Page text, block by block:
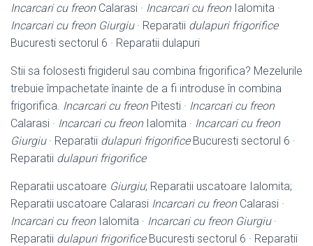
Incarcari cu freonCalarasi · Incarcari cu freonIalomita ·
Incarcari cu freon Giurgiu· Reparatii dulapuri frigorifice
Bucuresti sectorul 6 · Reparatii dulapuri
Stii sa folosesti frigiderul sau combina frigorifica? Mezelurile
trebuie împachetate înainte de a fi introduse în combina
frigorifica. Incarcari cu freonPitesti · Incarcari cu freon
Calarasi · Incarcari cu freonIalomita · Incarcari cu freon
Giurgiu· Reparatii dulapuri frigorificeBucuresti sectorul 6 ·
Reparatii dulapuri frigorifice
Reparatii uscatoare Giurgiu; Reparatii uscatoare Ialomita;
Reparatii uscatoare Calarasi Incarcari cu freonCalarasi ·
Incarcari cu freonIalomita · Incarcari cu freon Giurgiu·
Reparatii dulapuri frigorificeBucuresti sectorul 6 · Reparatii